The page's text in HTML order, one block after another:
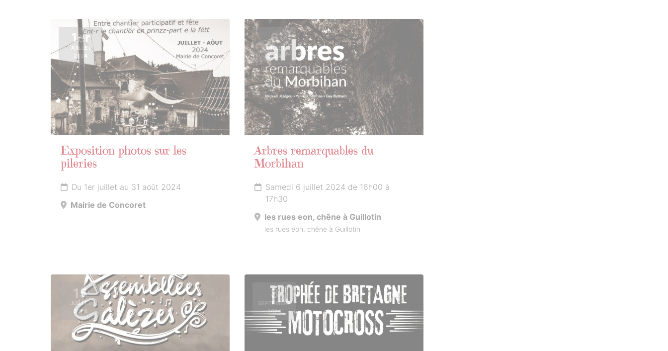
1er
JUILLET
2024
Exposition photos sur les
pileries
Du 1er juillet au 31 août 2024
Mairie de Concoret
6
JUILLET
2024
Arbres remarquables du
Morbihan
Samedi 6 juillet 2024 de 16h00 à
17h30
les rues eon, chêne à Guillotin
les rues eon, chêne à Guillotin
15
JUILLET
2024
8
SEPTEMBRE
2024